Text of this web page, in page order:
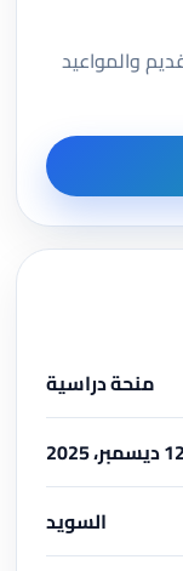
والمواعيد
منحة دراسية
12 ديسمبر، 2025
السويد